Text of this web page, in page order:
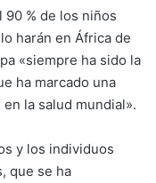
% de los niños
harán en África de
«siempre ha sido la
ha marcado una
la salud mundial».
y los individuos
que se ha